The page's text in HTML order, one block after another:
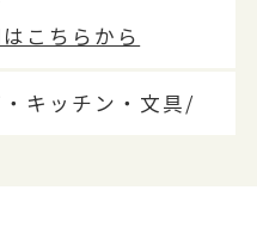
こちらから
・キッチン・文具/